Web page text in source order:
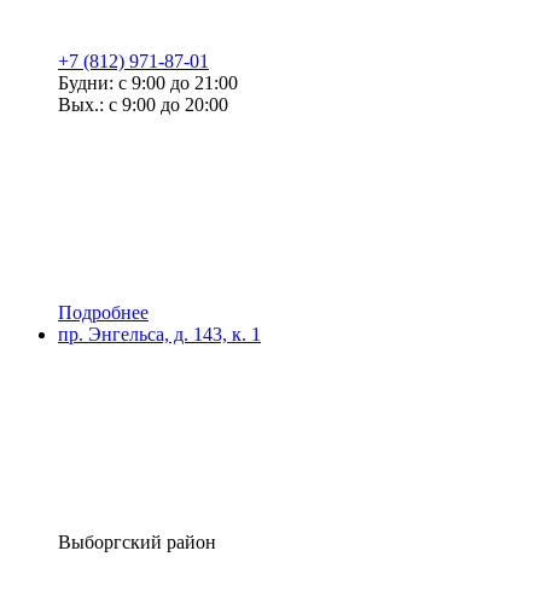
+7 (812) 971-87-01
Будни: с 9:00 до 21:00
Вых.: с 9:00 до 20:00
Подробнее
пр. Энгельса, д. 143, к. 1
Выборгский район